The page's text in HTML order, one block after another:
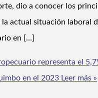
dio a conocer los
la actual situación laboral
en […]
representa el
en el 2023 Leer más »